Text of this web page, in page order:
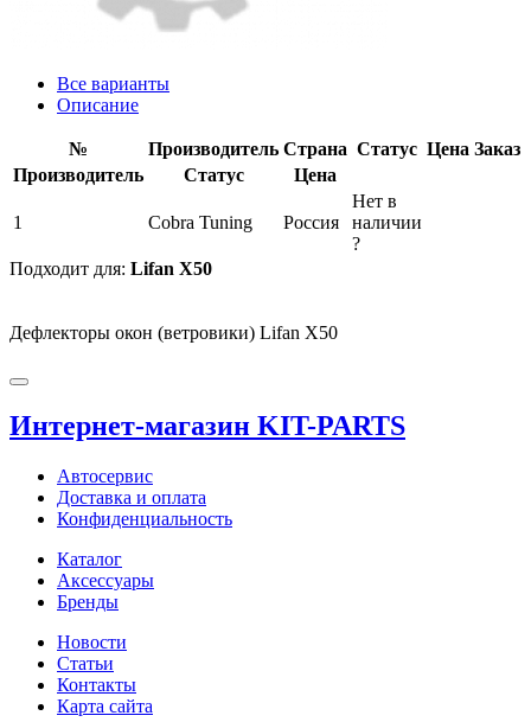
Все варианты
Описание
№ Производитель Страна Статус Цена Заказ
Производитель
Статус Цена
1 Cobra Tuning Россия
Нет в
наличии
?
Подходит для: Lifan X50
Дефлекторы окон (ветровики) Lifan X50
Интернет-магазин KIT-PARTS
Автосервис
Доставка и оплата
Конфиденциальность
Каталог
Аксессуары
Бренды
Новости
Статьи
Контакты
Карта сайта